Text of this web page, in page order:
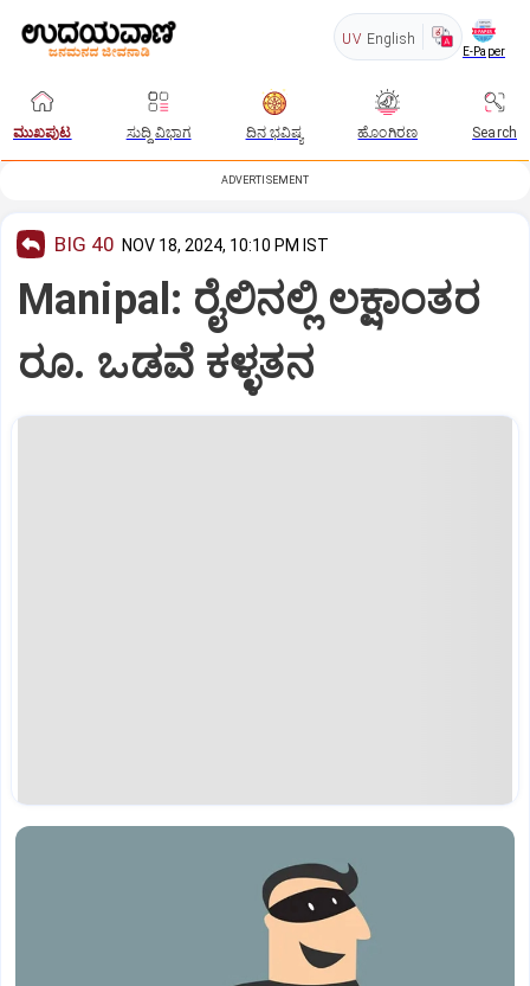
UV English
E-Paper
ಮುಖಪುಟ ಸುದ್ದಿ ವಿಭಾಗ ದಿನ ಭವಿಷ್ಯ ಹೊಂಗಿರಣ Search
ADVERTISEMENT
BIG 40 NOV 18, 2024, 10:10 PM IST
Manipal: ರೈಲಿನಲ್ಲಿ ಲಕ್ಷಾಂತರ
ರೂ. ಒಡವೆ ಕಳ್ಳತನ